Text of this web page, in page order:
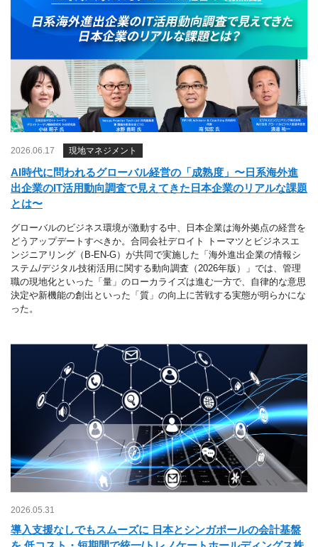
2026.06.17 現地マネジメント
AI時代に問われるグローバル経営の「成熟度」〜日系海外進
出企業のIT活用動向調査で見えてきた日本企業のリアルな課題
とは〜
グローバルのビジネス環境が激動する中、日本企業は海外拠点の経営を
どうアップデートすべきか。合同会社デロイト トーマツとビジネスエ
ンジニアリング（B-EN-G）が共同で実施した「海外進出企業の情報シ
ステム/デジタル技術活用に関する動向調査（2026年版）」では、管理
職の現地化といった「量」のローカライズは進む一方で、自律的な意思
決定や新機能の創出といった「質」の向上に苦戦する実態が明らかにな
った。
2026.05.31
導入支援なしでもスムーズに 日本とシンガポールの会計基盤